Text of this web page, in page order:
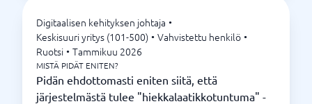
Digitaalisen kehityksen johtaja •
Keskisuuri yritys (101-500) • Vahvistettu henkilö •
Ruotsi • Tammikuu 2026
MISTÄ PIDÄT ENITEN?
Pidän ehdottomasti eniten siitä, että
järjestelmästä tulee "hiekkalaatikkotuntuma" -